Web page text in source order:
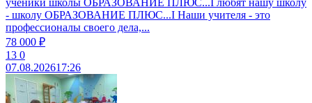
ученики школы ОБРАЗОВАНИЕ ПЛЮС...I любят нашу школу
- школу ОБРАЗОВАНИЕ ПЛЮС...I Наши учителя - это
профессионалы своего дела,...
78 000 ₽
13 0
07.08.202617:26